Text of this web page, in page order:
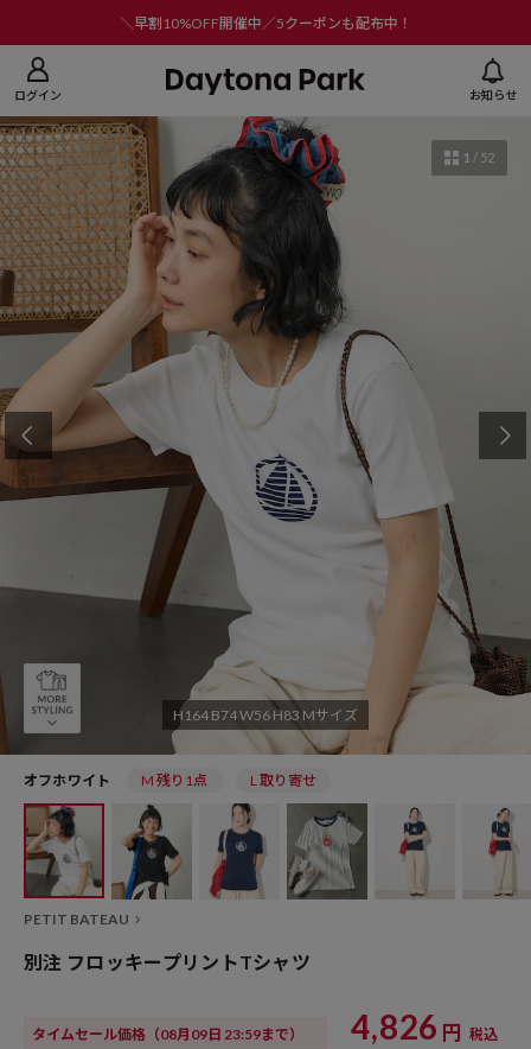
＼早割10%OFF開催中／5クーポンも配布中！
ログイン お知らせ
H164 B74 W56 H83 Mサイズ
1 / 52
オフホワイト M 残り1点 L 取り寄せ
PETIT BATEAU
別注 フロッキープリントTシャツ
タイムセール価格 （08月09日 23:59まで） 4,826 円 税込